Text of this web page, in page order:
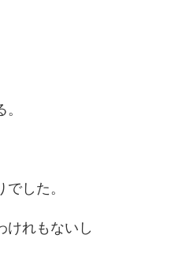
した。
けれもないし